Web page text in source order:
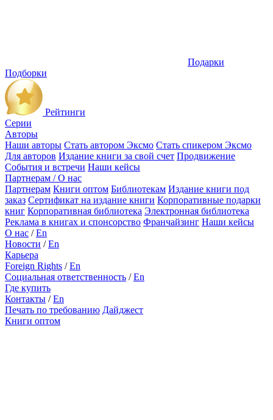
Подарки
Подборки
Рейтинги
Серии
Авторы
Наши авторы Стать автором Эксмо Стать спикером Эксмо
Для авторов Издание книги за свой счет Продвижение
События и встречи Наши кейсы
Партнерам / О нас
Партнерам Книги оптом Библиотекам Издание книги под
заказ Сертификат на издание книги Корпоративные подарки
книг Корпоративная библиотека Электронная библиотека
Реклама в книгах и спонсорство Франчайзинг Наши кейсы
О нас /En
Новости /En
Карьера
Foreign Rights /En
Социальная ответственность /En
Где купить
Контакты /En
Печать по требованию Дайджест
Книги оптом